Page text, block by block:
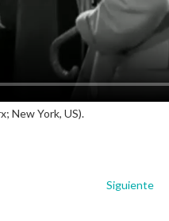
New York, US).
Siguiente